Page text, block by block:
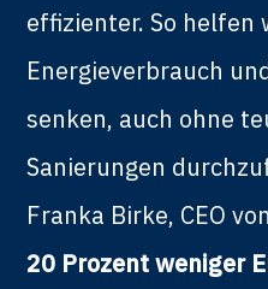
effizienter. So helfen
Energieverbrauch
senken, auch ohne
Sanierungen
Franka Birke, CEO
20 Prozent weniger